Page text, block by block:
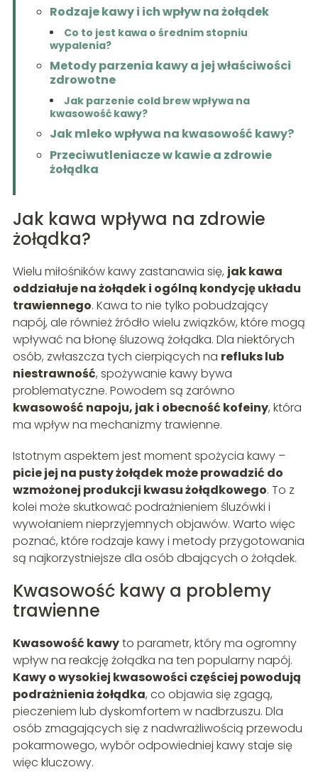
Rodzaje kawy i ich wpływ na żołądek
Co to jest kawa o średnim stopniu
wypalenia?
Metody parzenia kawy a jej właściwości
zdrowotne
Jak parzenie cold brew wpływa na
kwasowość kawy?
Jak mleko wpływa na kwasowość kawy?
Przeciwutleniacze w kawie a zdrowie
żołądka
Jak kawa wpływa na zdrowie
żołądka?
Wielu miłośników kawy zastanawia się, jak kawa
oddziałuje na żołądek i ogólną kondycję układu
trawiennego. Kawa to nie tylko pobudzający
napój, ale również źródło wielu związków, które mogą
wpływać na błonę śluzową żołądka. Dla niektórych
osób, zwłaszcza tych cierpiących na refluks lub
niestrawność, spożywanie kawy bywa
problematyczne. Powodem są zarówno
kwasowość napoju, jak i obecność kofeiny, która
ma wpływ na mechanizmy trawienne.
Istotnym aspektem jest moment spożycia kawy –
picie jej na pusty żołądek może prowadzić do
wzmożonej produkcji kwasu żołądkowego. To z
kolei może skutkować podrażnieniem śluzówki i
wywołaniem nieprzyjemnych objawów. Warto więc
poznać, które rodzaje kawy i metody przygotowania
są najkorzystniejsze dla osób dbających o żołądek.
Kwasowość kawy a problemy
trawienne
Kwasowość kawyto parametr, który ma ogromny
wpływ na reakcję żołądka na ten popularny napój.
Kawy o wysokiej kwasowości częściej powodują
podrażnienia żołądka, co objawia się zgagą,
pieczeniem lub dyskomfortem w nadbrzuszu. Dla
osób zmagających się z nadwrażliwością przewodu
pokarmowego, wybór odpowiedniej kawy staje się
więc kluczowy.